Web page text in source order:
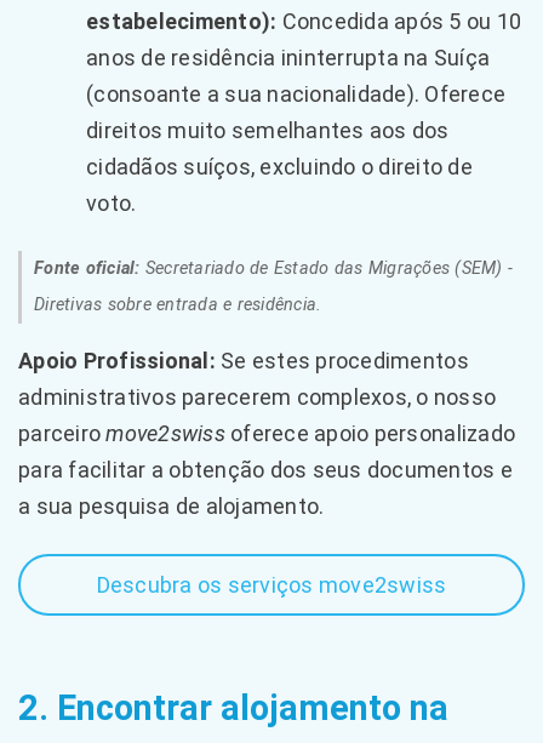
estabelecimento): Concedida após 5 ou 10
anos de residência ininterrupta na Suíça
(consoante a sua nacionalidade). Oferece
direitos muito semelhantes aos dos
cidadãos suíços, excluindo o direito de
voto.
Fonte oficial: Secretariado de Estado das Migrações (SEM) -
Diretivas sobre entrada e residência.
Apoio Profissional: Se estes procedimentos
administrativos parecerem complexos, o nosso
parceiromove2swissoferece apoio personalizado
para facilitar a obtenção dos seus documentos e
a sua pesquisa de alojamento.
Descubra os serviços move2swiss
2. Encontrar alojamento na